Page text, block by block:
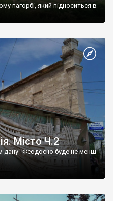
пагорбі, який підноситься в
Місто Ч.2
дану" Феодосію буде не менш